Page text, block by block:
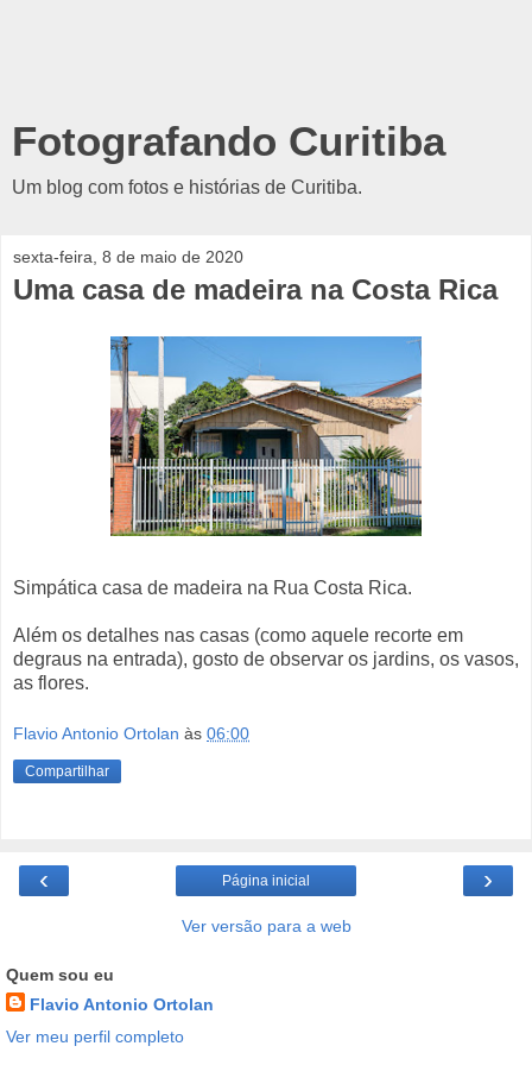
Fotografando Curitiba
Um blog com fotos e histórias de Curitiba.
sexta-feira, 8 de maio de 2020
Uma casa de madeira na Costa Rica
Simpática casa de madeira na Rua Costa Rica.
Além os detalhes nas casas (como aquele recorte em
degraus na entrada), gosto de observar os jardins, os vasos,
as flores.
Flavio Antonio Ortolan às 06:00
Compartilhar
‹ ›
Página inicial
Ver versão para a web
Quem sou eu
Flavio Antonio Ortolan
Ver meu perfil completo